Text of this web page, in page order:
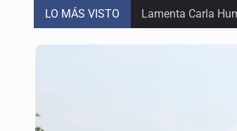
LO MÁS VISTO Lamenta Carla
Desapariciones
Resalta Fujimori